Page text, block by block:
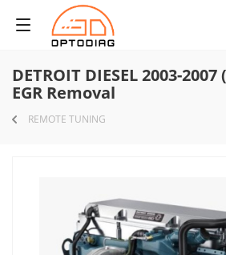
DETROIT DIESEL 2003-2007
EGR Removal
REMOTE TUNING